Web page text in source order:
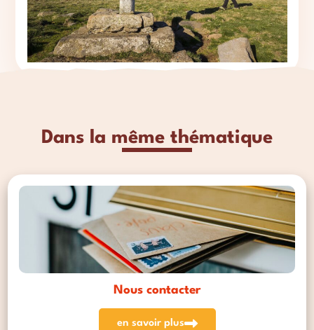
Dans la même thématique
Nous contacter
en savoir plus